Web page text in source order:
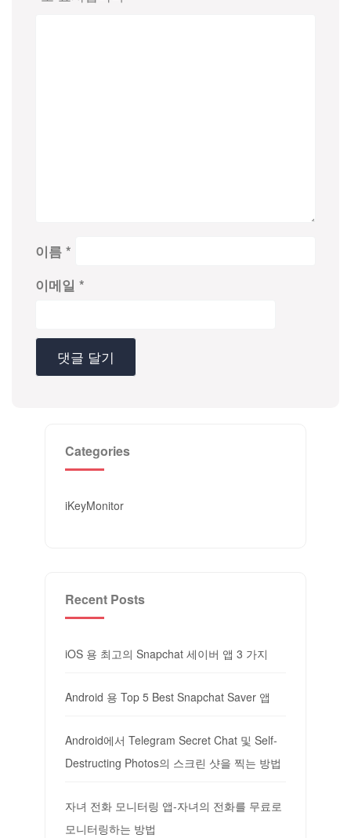
이름 *
이메일 *
Categories
iKeyMonitor
Recent Posts
iOS 용 최고의 Snapchat 세이버 앱 3 가지
Android 용 Top 5 Best Snapchat Saver 앱
Android에서 Telegram Secret Chat 및 Self-
Destructing Photos의 스크린 샷을 찍는 방법
자녀 전화 모니터링 앱-자녀의 전화를 무료로
모니터링하는 방법